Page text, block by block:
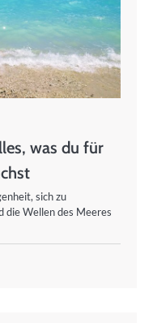
was du für
sich zu
die Wellen des Meeres